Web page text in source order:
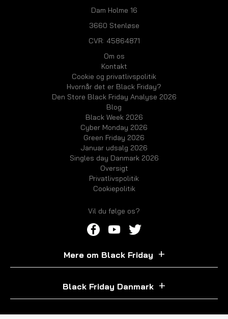
Dam Holme 16
3660 Stenløse
CVR: 45864871
Om os
Kontakt
Cookie og privatlivspolitik
Hvornår det er Black Friday?
Den Store Black Friday Analyse 2026
Blog
Black Week 2026
Cyber Monday 2026
Green Friday 2026
Januar udsalg 2026
Singles day Danmark 2026
Oversigt
Privatlivspolitik
Cookiepolitik
Vil du følge os?
Mere om Black Friday
Black Friday Danmark